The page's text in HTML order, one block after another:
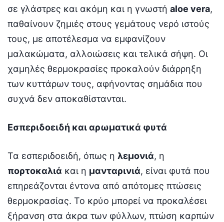
σε γλάστρες και ακόμη και η γνωστή aloe vera,
παθαίνουν ζημιές στους γεμάτους νερό ιστούς
τους, με αποτέλεσμα να εμφανίζουν
μαλακώματα, αλλοιώσεις και τελικά σήψη. Οι
χαμηλές θερμοκρασίες προκαλούν διάρρηξη
των κυττάρων τους, αφήνοντας σημάδια που
συχνά δεν αποκαθίστανται.
Εσπεριδοειδή και αρωματικά φυτά
Τα εσπεριδοειδή, όπως η λεμονιά, η
πορτοκαλιά και η μανταρινιά, είναι φυτά που
επηρεάζονται έντονα από απότομες πτώσεις
θερμοκρασίας. Το κρύο μπορεί να προκαλέσει
ξήρανση στα άκρα των φύλλων, πτώση καρπών